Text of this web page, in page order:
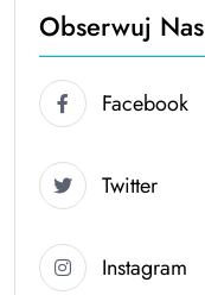
Obserwuj Nas
Facebook
Twitter
Instagram